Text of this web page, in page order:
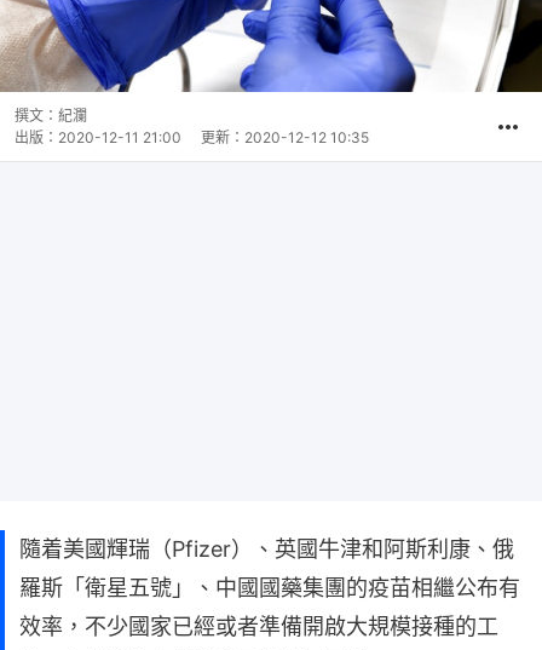
撰文： 紀瀾
出版： 2020-12-11 21:00 更新： 2020-12-12 10:35
隨着美國輝瑞（Pfizer）、英國牛津和阿斯利康、俄
羅斯「衛星五號」、中國國藥集團的疫苗相繼公布有
效率，不少國家已經或者準備開啟大規模接種的工